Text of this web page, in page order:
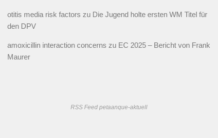
otitis media risk factors zu Die Jugend holte ersten WM Titel für
den DPV
amoxicillin interaction concerns zu EC 2025 – Bericht von Frank
Maurer
RSS Feed petaanque-aktuell